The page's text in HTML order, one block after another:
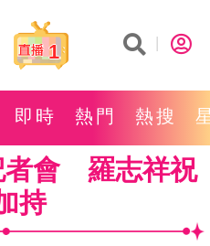
1
即時 熱門 熱搜
者會 羅志祥祝
持